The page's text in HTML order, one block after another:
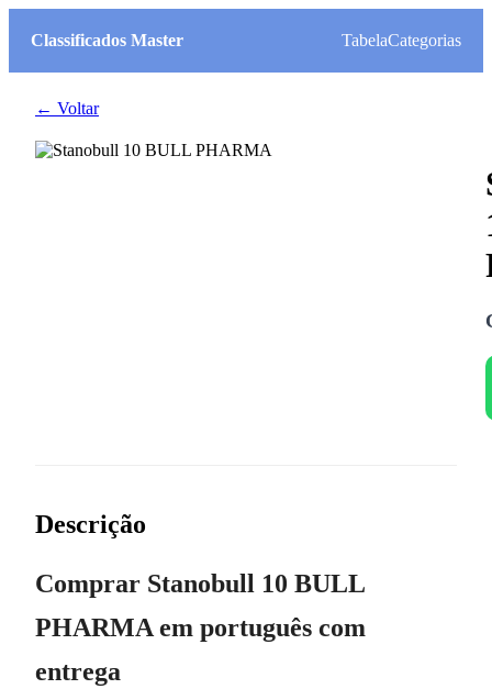
Classificados Master TabelaCategorias
← Voltar
Descrição
Comprar Stanobull 10 BULL
PHARMA em português com
entrega